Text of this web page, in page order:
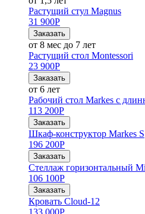
Растущий стул Magnus
31 900Р
Заказать
от 8 мес до 7 лет
Растущий стол Montessori
23 900Р
Заказать
от 6 лет
Рабочий стол Markes с
113 200Р
Заказать
Шкаф-конструктор Markes S
196 200Р
Заказать
Стеллаж горизонтальный
106 100Р
Заказать
Кровать Cloud-12
133 000Р